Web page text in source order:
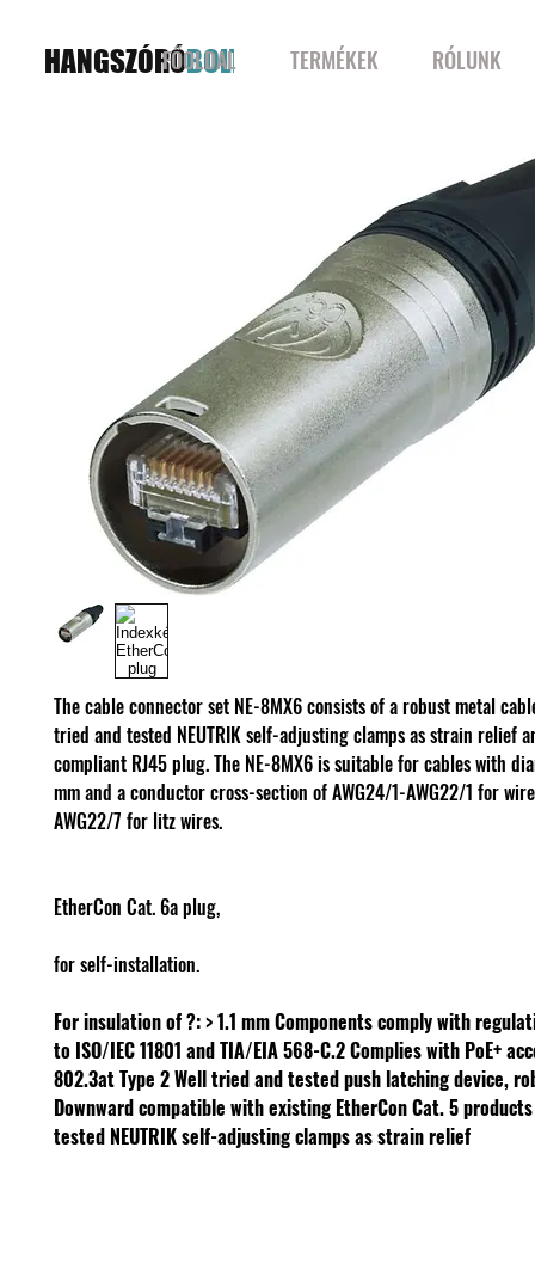
HANGSZÓRÓBOLT
FŐOLDAL TERMÉKEK RÓLUNK
The cable connector set NE-8MX6 consists of a robust metal
tried and tested NEUTRIK self-adjusting clamps as strain relief
compliant RJ45 plug. The NE-8MX6 is suitable for cables with
mm and a conductor cross-section of AWG24/1-AWG22/1 for
AWG22/7 for litz wires.
EtherCon Cat. 6a plug,
for self-installation.
For insulation of ?: > 1.1 mmComponents comply with
to ISO/IEC 11801 and TIA/EIA 568-C.2Complies with PoE+
802.3at Type 2Well tried and tested push latching device,
Downward compatible with existing EtherCon Cat. 5
tested NEUTRIK self-adjusting clamps as strain relief